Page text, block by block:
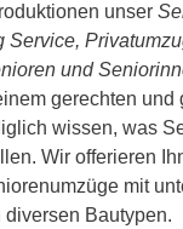
unser
Service,
und
gerechten und
wissen, was
Wir offerieren
mit
diversen Bautypen.